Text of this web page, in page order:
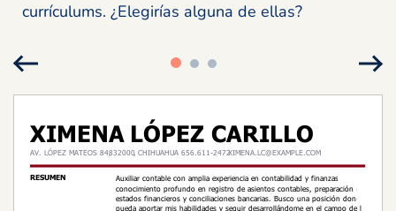
currículums. ¿Elegirías alguna de ellas?